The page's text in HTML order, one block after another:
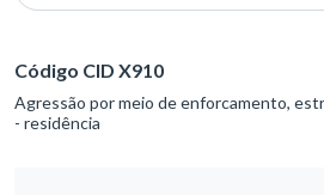
Código CID X910
Agressão por meio de enforcamento,
- residência